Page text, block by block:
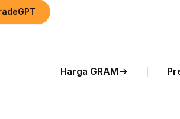
Harga GRAM